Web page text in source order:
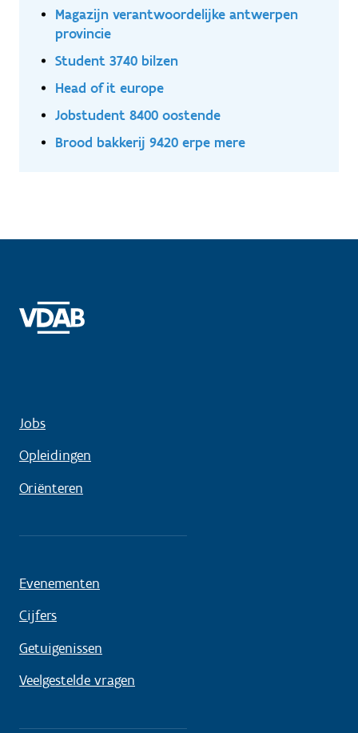
Magazijn verantwoordelijke antwerpen
provincie
Student 3740 bilzen
Head of it europe
Jobstudent 8400 oostende
Brood bakkerij 9420 erpe mere
Jobs
Opleidingen
Oriënteren
Evenementen
Cijfers
Getuigenissen
Veelgestelde vragen